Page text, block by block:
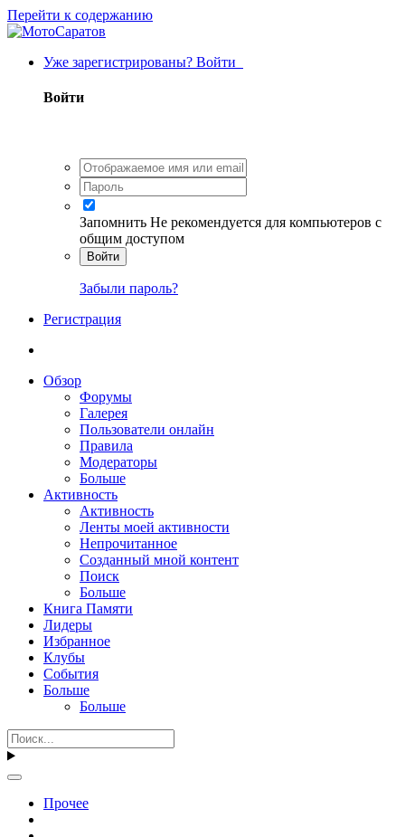
Перейти к содержанию
Уже зарегистрированы? Войти
Войти
Запомнить Не рекомендуется для компьютеров с
общим доступом
Войти
Забыли пароль?
Регистрация
Обзор
Форумы
Галерея
Пользователи онлайн
Правила
Модераторы
Больше
Активность
Активность
Ленты моей активности
Непрочитанное
Созданный мной контент
Поиск
Больше
Книга Памяти
Лидеры
Избранное
Клубы
События
Больше
Больше
Прочее